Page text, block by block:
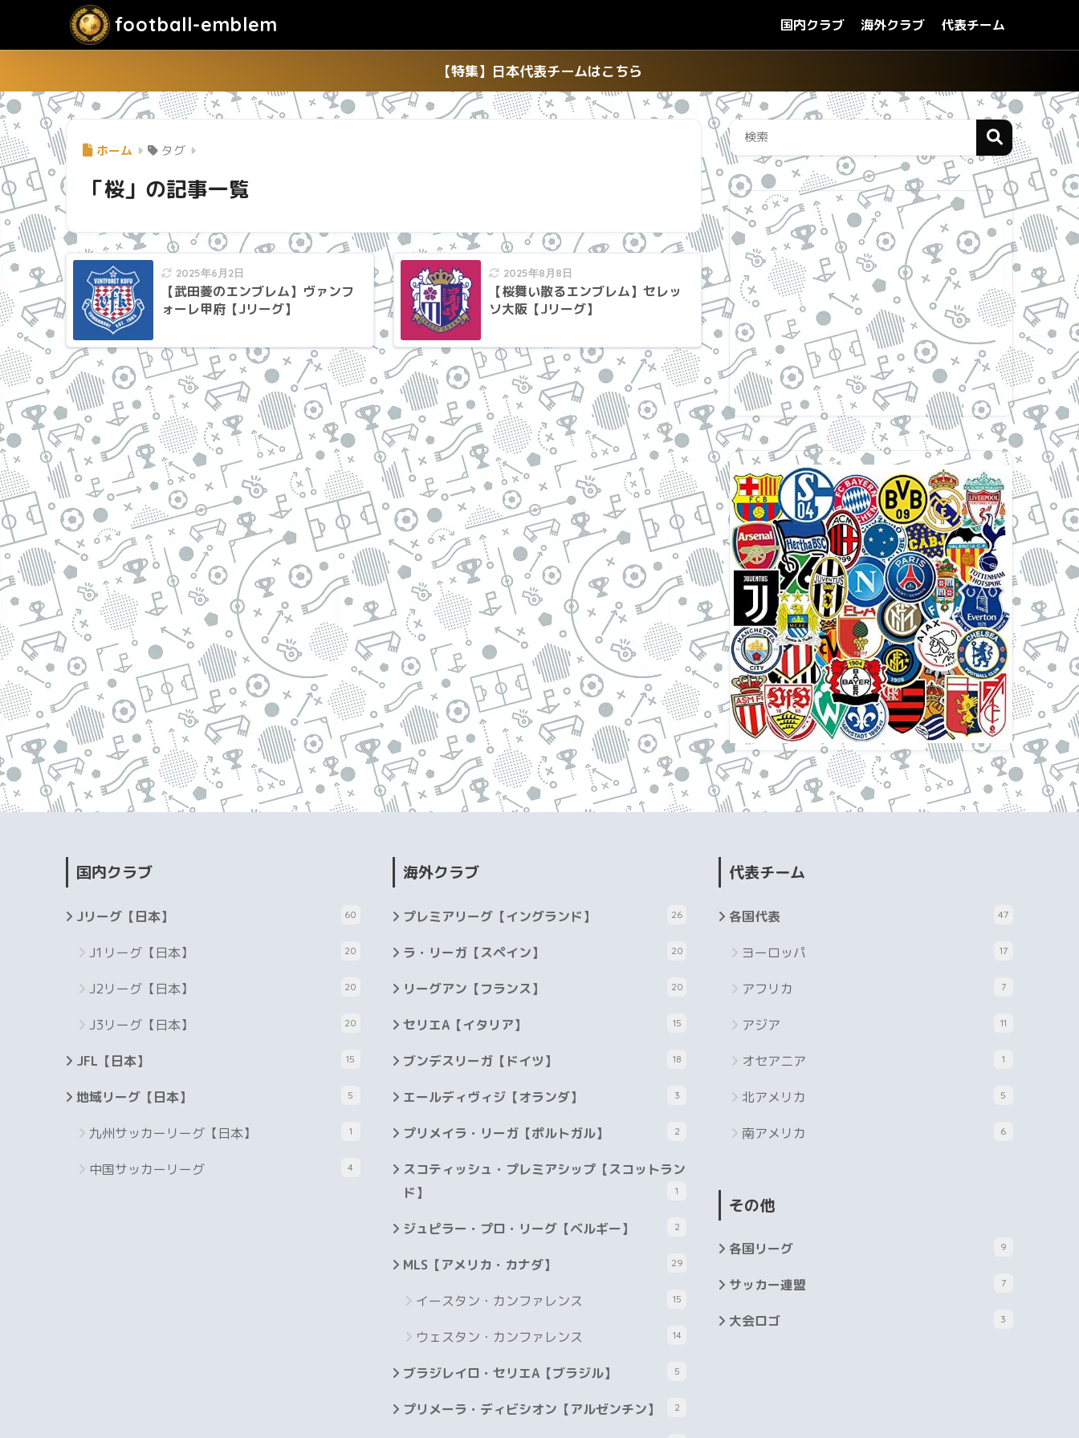
football-emblem 国内クラブ 海外クラブ 代表チーム
【特集】日本代表チームはこちら
ホーム タグ
「桜」の記事一覧
2025年6月2日
【武田菱のエンブレム】ヴァンフ
ォーレ甲府【Jリーグ】
2025年8月8日
【桜舞い散るエンブレム】セレッ
ソ大阪【Jリーグ】
国内クラブ
Jリーグ【日本】 60
J1リーグ【日本】 20
J2リーグ【日本】 20
J3リーグ【日本】 20
JFL【日本】 15
地域リーグ【日本】 5
九州サッカーリーグ【日本】 1
中国サッカーリーグ 4
海外クラブ
プレミアリーグ【イングランド】 26
ラ・リーガ【スペイン】 20
リーグアン【フランス】 20
セリエA【イタリア】 15
ブンデスリーガ【ドイツ】 18
エールディヴィジ【オランダ】 3
プリメイラ・リーガ【ポルトガル】 2
スコティッシュ・プレミアシップ【スコットラン
ド】
1
ジュピラー・プロ・リーグ【ベルギー】 2
MLS【アメリカ・カナダ】 29
イースタン・カンファレンス 15
ウェスタン・カンファレンス 14
ブラジレイロ・セリエA【ブラジル】 5
プリメーラ・ディビシオン【アルゼンチン】 2
代表チーム
各国代表 47
ヨーロッパ 17
アフリカ 7
アジア 11
オセアニア 1
北アメリカ 5
南アメリカ 6
その他
各国リーグ 9
サッカー連盟 7
大会ロゴ 3